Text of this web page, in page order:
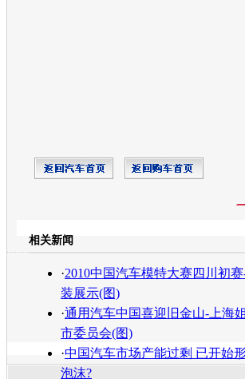
相关新闻
·2010中国汽车模特大赛四川初
装展示(图)
·通用汽车中国喜迎旧金山-上海
市委员会(图)
·中国汽车市场产能过剩 已开始
泡沫?